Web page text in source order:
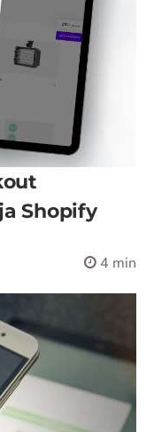
Shopify
4 min